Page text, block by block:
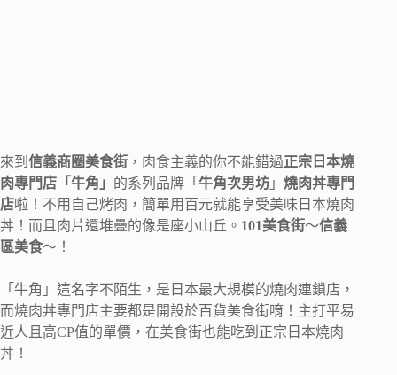
來到 信義商圈美食街 ，肉食主義的你不能錯過正宗日本燒
肉專門店「牛角」 的系列品牌「 牛角次男坊 」 燒肉丼專門
店啦！不用自己烤肉，簡單用百元就能享受美味日本燒肉
丼！而且肉片還堆疊的像是座小山丘。 101美食街～信義
區美食～！
「牛角」這名字不陌生，是日本最大規模的燒肉連鎖店，
而燒肉丼專門店主要都是開設於百貨美食街唷！主打平易
近人且高CP值的單價，在美食街也能吃到正宗日本燒肉
丼！